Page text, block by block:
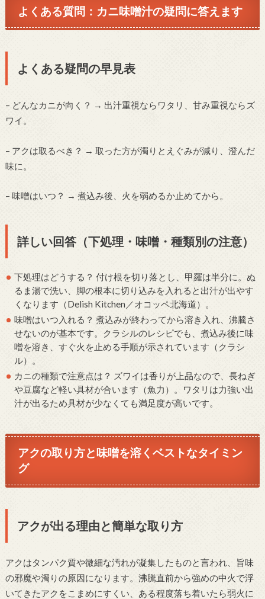
よくある質問：カニ味噌汁の疑問に答えます
よくある疑問の早見表
– どんなカニが向く？ → 出汁重視ならワタリ、甘み重視ならズ
ワイ。
– アクは取るべき？ → 取った方が濁りとえぐみが減り、澄んだ
味に。
– 味噌はいつ？ → 煮込み後、火を弱めるか止めてから。
詳しい回答（下処理・味噌・種類別の注意）
下処理はどうする？ 付け根を切り落とし、甲羅は半分に。ぬ
るま湯で洗い、脚の根本に切り込みを入れると出汁が出やす
くなります（Delish Kitchen／オコッペ北海道）。
味噌はいつ入れる？ 煮込みが終わってから溶き入れ、沸騰さ
せないのが基本です。クラシルのレシピでも、煮込み後に味
噌を溶き、すぐ火を止める手順が示されています（クラシ
ル）。
カニの種類で注意点は？ ズワイは香りが上品なので、長ねぎ
や豆腐など軽い具材が合います（魚力）。ワタリは力強い出
汁が出るため具材が少なくても満足度が高いです。
アクの取り方と味噌を溶くベストなタイミン
グ
アクが出る理由と簡単な取り方
アクはタンパク質や微細な汚れが凝集したものと言われ、旨味
の邪魔や濁りの原因になります。沸騰直前から強めの中火で浮
いてきたアクをこまめにすくい、ある程度落ち着いたら弱火に